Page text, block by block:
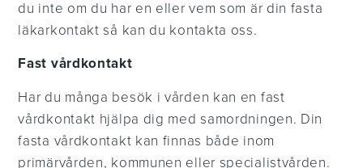
du inte om du har en eller vem som är din fasta
läkarkontakt så kan du kontakta oss.
Fast vårdkontakt
Har du många besök i vården kan en fast
vårdkontakt hjälpa dig med samordningen. Din
fasta vårdkontakt kan finnas både inom
primärvården, kommunen eller specialistvården.